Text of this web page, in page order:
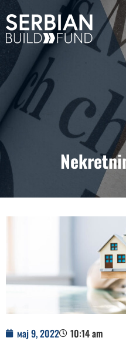
мај 9, 2022 10:14 am